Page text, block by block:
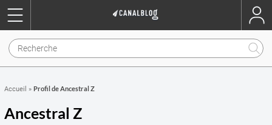
Accueil » Profil de Ancestral Z
Ancestral Z